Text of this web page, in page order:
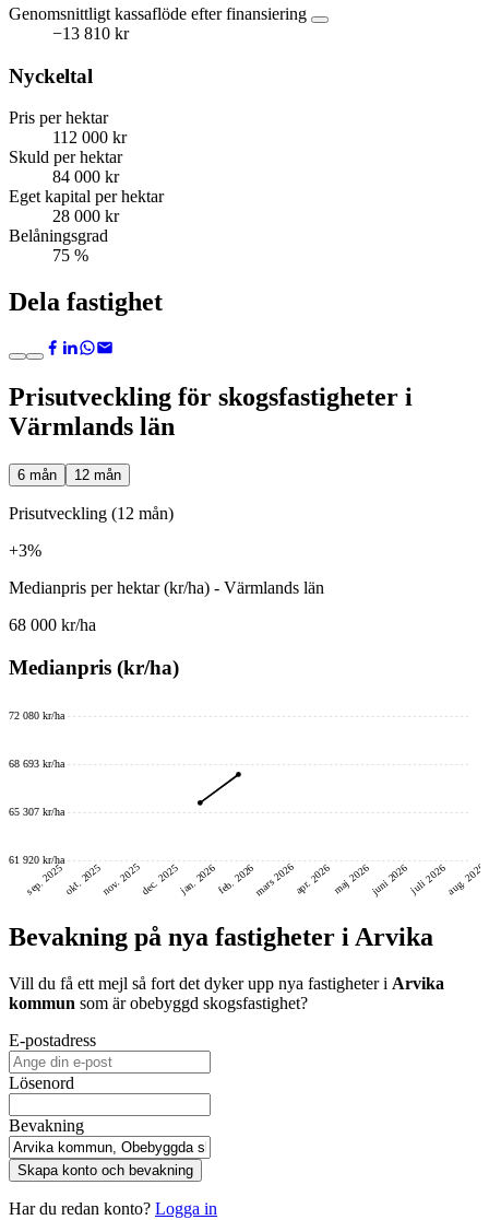
Genomsnittligt kassaflöde efter finansiering
−13 810 kr
Nyckeltal
Pris per hektar
112 000 kr
Skuld per hektar
84 000 kr
Eget kapital per hektar
28 000 kr
Belåningsgrad
75 %
Dela fastighet
Prisutveckling för skogsfastigheter i
Värmlands län
6 mån 12 mån
Prisutveckling (12 mån)
+3%
Medianpris per hektar (kr/ha) - Värmlands län
68 000 kr/ha
Medianpris (kr/ha)
61 920 kr/ha
65 307 kr/ha
68 693 kr/ha
72 080 kr/ha
sep. 2025okt. 2025nov. 2025dec. 2025jan. 2026feb. 2026mars 2026apr. 2026 maj 2026juni 2026juli 2026aug. 2026
Bevakning på nya fastigheter i Arvika
Vill du få ett mejl så fort det dyker upp nya fastigheter i Arvika
kommun som är obebyggd skogsfastighet?
E-postadress
Lösenord
Bevakning
Skapa konto och bevakning
Har du redan konto? Logga in